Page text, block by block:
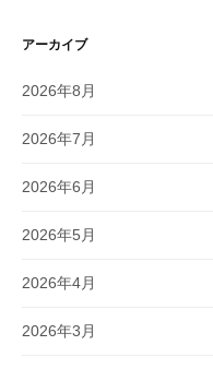
アーカイブ
2026年8月
2026年7月
2026年6月
2026年5月
2026年4月
2026年3月